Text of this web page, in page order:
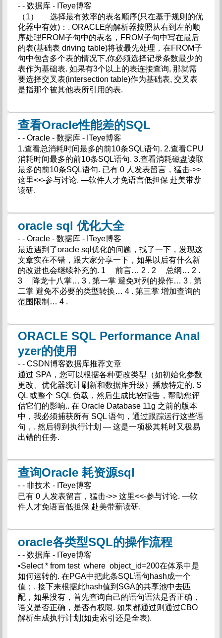
- - 数据库 - ITeye博客
（1） 选择最有效率的表名顺序(只在基于规则的优
化器中有效)：. ORACLE的解析器按照从右到左的顺
序处理FROM子句中的表名，FROM子句中写在最后
的表(基础表 driving table)将被最先处理，在FROM子
句中包含多个表的情况下,你必须选择记录条数最少的
表作为基础表. 如果有3个以上的表连接查询, 那就需
要选择交叉表(intersection table)作为基础表, 交叉表
是指那个被其他表所引用的表.
查看Oracle性能差的SQL
- - Oracle - 数据库 - ITeye博客
1.查看总消耗时间最多的前10条SQL语句. 2.查看CPU
消耗时间最多的前10条SQL语句. 3.查看消耗磁盘读取
最多的前10条SQL语句. 已有 0 人发表留言，猛击->>
这里<<-参与讨论. —软件人才免语言低担保 赴美带薪
读研.
oracle sql 优化大全
- - Oracle - 数据库 - ITeye博客
最近遇到了oracle sql优化的问题，找了一下，发现这
文章实在不错，跟大家分享一下，如果以后有什么新
的改进也会继续补充的. 1 前言… 2 . 2 总纲… 2 .
3 降龙十八掌… 3 . 第一掌 避免对列的操作… 3 . 第
二掌 避免不必要的类型转换… 4 . 第三掌 增加查询的
范围限制… 4 .
ORACLE SQL Performance Anal
yzer的使用
- - CSDN博客数据库推荐文章
通过 SPA，您可以根据各种更改类型（如初始化参数
更改、优化器统计刷新和数据库升级）播放特定的. S
QL 或整个 SQL 负载，然后生成比较报告，帮助您评
估它们的影响.. 在 Oracle Database 11g 之前的版本
中，我必须捕获所有 SQL 语句，通过跟踪运行这些语
句，. 然后得到执行计划 — 这是一项极其耗时又极易
出错的任务.
查询Oracle 耗资源sql
- - 非技术 - ITeye博客
已有 0 人发表留言，猛击->> 这里<<-参与讨论. —软
件人才免语言低担保 赴美带薪读研.
oracle各类型SQL的操作流程
- - 数据库 - ITeye博客
•Select * from test where object_id=200在体系中是
如何运转的. 在PGA中把此条SQL语句hash成一个
值；. 接下来根据此hash值到SGA的共享池中去匹
配，如果没有，首先查询自己的语句语法是否正确，
语义是否正确，是否有权限. 如果都通过则通过CBO
解析生成执行计划(如走索引还是全表).